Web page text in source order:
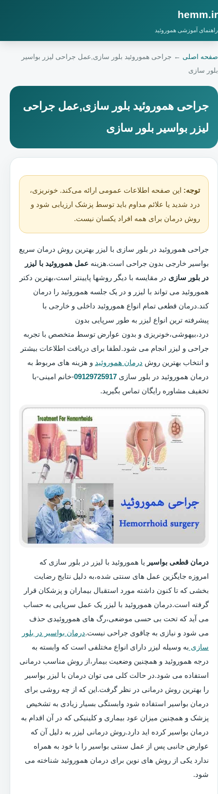
hemm.ir
راهنمای آموزشی هموروئید
صفحه اصلی ← جراحی هموروئید بلور سازی,عمل جراحی لیزر بواسیر
بلور سازی
جراحی هموروئید بلور سازی,عمل جراحی
لیزر بواسیر بلور سازی
توجه: این صفحه اطلاعات عمومی ارائه می‌کند. خونریزی،
درد شدید یا علائم مداوم باید توسط پزشک ارزیابی شود و
روش درمان برای همه افراد یکسان نیست.
جراحی هموروئید در بلور سازی با لیزر بهترین روش درمان سریع
بواسیر خارجی بدون جراحی است.هزینه عمل هموروئید با لیزر
در بلور سازی در مقایسه با دیگر روشها پایینتر است،بهترین دکتر
هموروئید می تواند با لیزر و در یک جلسه هموروئید را درمان
کند.درمان قطعی تمام انواع هموروئید داخلی و خارجی با
پیشرفته ترین انواع لیزر به طور سرپایی بدون
درد،بیهوشی،خونریزی و بدون عوارض توسط متخصص با تجربه
جراحی و لیزر انجام می شود.لطفا برای دریافت اطلاعات بیشتر
و انتخاب بهترین روش درمان هموروئید و هزینه های مربوط به
درمان هموروئید در بلور سازی 09129725917-خانم امینی-با
تخفیف مشاوره رایگان تماس بگیرید.
درمان قطعی بواسیر یا هموروئید با لیزر در بلور سازی که
امروزه جایگزین عمل های سنتی شده،به دلیل نتایج رضایت
بخشی که تا کنون داشته مورد استقبال بیماران و پزشکان قرار
گرفته است.درمان هموروئید با لیزر یک عمل سرپایی به حساب
می آید که تحت بی حسی موضعی،رگ های هموروئیدی حذف
می شود و نیازی به چاقوی جراحی نیست.درمان بواسیر در بلور
سازی به وسیله لیزر دارای انواع مختلفی است که وابسته به
درجه هموروئید و همچنین وضعیت بیمار،از روش مناسب درمانی
استفاده می شود.در حالت کلی می توان درمان با لیزر بواسیر
را بهترین روش درمانی در نظر گرفت.این که از چه روشی برای
درمان بواسیر استفاده شود وابستگی بسیار زیادی به تشخیص
پزشک و همچنین میزان عود بیماری و کلینیکی که در آن اقدام به
درمان بواسیر کرده اید دارد.روش درمانی لیزر به دلیل آن که
عوارض جانبی پس از عمل سنتی بواسیر را با خود به همراه
ندارد یکی از روش های نوین برای درمان هموروئید شناخته می
شود.